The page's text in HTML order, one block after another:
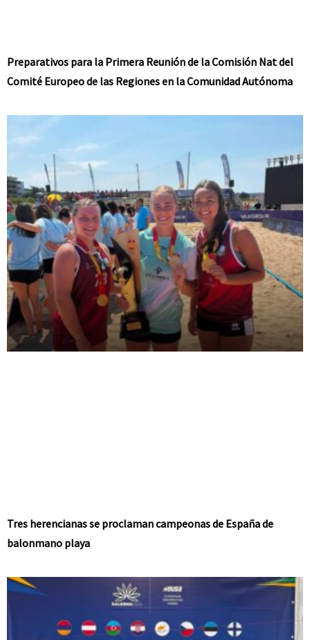
Preparativos para la Primera Reunión de la Comisión Nat del
Comité Europeo de las Regiones en la Comunidad Autónoma
Tres herencianas se proclaman campeonas de España de
balonmano playa